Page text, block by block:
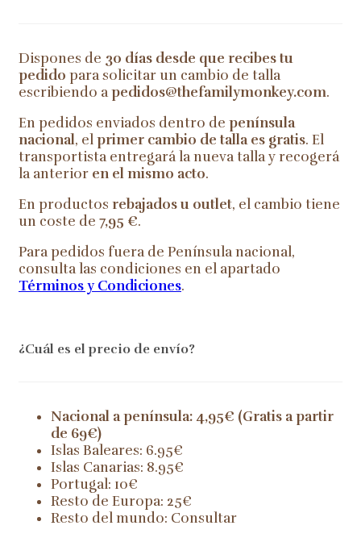
Dispones de 30 días desde que recibes tu
pedido para solicitar un cambio de talla
escribiendo apedidos@thefamilymonkey.com.
En pedidos enviados dentro de península
nacional, elprimer cambio de talla es gratis. El
transportista entregará la nueva talla y recogerá
la anterior en el mismo acto.
En productos rebajados u outlet, el cambio tiene
un coste de 7,95 €.
Para pedidos fuera de Península nacional,
consulta las condiciones en el apartado
Términos y Condiciones.
¿Cuál es el precio de envío?
Nacional a península: 4,95€ (Gratis a partir
de 69€)
Islas Baleares: 6.95€
Islas Canarias: 8.95€
Portugal: 10€
Resto de Europa: 25€
Resto del mundo: Consultar